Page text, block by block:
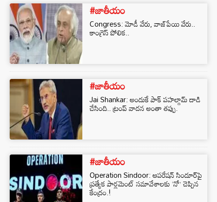
#జాతీయం
Congress: మోడీ వేరు, వాజ్‌పేయి వేరు..
కాంగ్రెస్ పోలిక..
#జాతీయం
Jai Shankar: అందుకే పాక్ పహల్గామ్ దాడి
చేసింది.. ట్రంప్ వాదన అంతా తప్పు.
#జాతీయం
Operation Sindoor: ఆపరేషన్ సిందూర్‌పై
ప్రత్యేక పార్లమెంట్ సమావేశాలకు ‘నో’ చెప్పిన
కేంద్రం.!